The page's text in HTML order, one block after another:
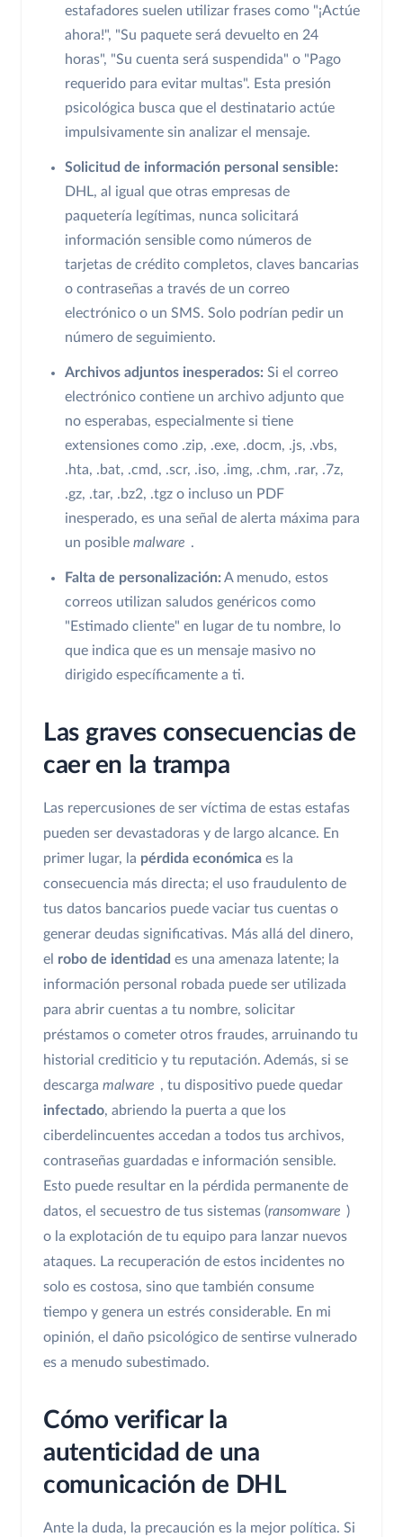
estafadores suelen utilizar frases como "¡Actúe
ahora!", "Su paquete será devuelto en 24
horas", "Su cuenta será suspendida" o "Pago
requerido para evitar multas". Esta presión
psicológica busca que el destinatario actúe
impulsivamente sin analizar el mensaje.
Solicitud de información personal sensible:
DHL, al igual que otras empresas de
paquetería legítimas, nunca solicitará
información sensible como números de
tarjetas de crédito completos, claves bancarias
o contraseñas a través de un correo
electrónico o un SMS. Solo podrían pedir un
número de seguimiento.
Archivos adjuntos inesperados: Si el correo
electrónico contiene un archivo adjunto que
no esperabas, especialmente si tiene
extensiones como .zip, .exe, .docm, .js, .vbs,
.hta, .bat, .cmd, .scr, .iso, .img, .chm, .rar, .7z,
.gz, .tar, .bz2, .tgz o incluso un PDF
inesperado, es una señal de alerta máxima para
un posible malware .
Falta de personalización:A menudo, estos
correos utilizan saludos genéricos como
"Estimado cliente" en lugar de tu nombre, lo
que indica que es un mensaje masivo no
dirigido específicamente a ti.
Las graves consecuencias de
caer en la trampa
Las repercusiones de ser víctima de estas estafas
pueden ser devastadoras y de largo alcance. En
primer lugar, la pérdida económica es la
consecuencia más directa; el uso fraudulento de
tus datos bancarios puede vaciar tus cuentas o
generar deudas significativas. Más allá del dinero,
el robo de identidad es una amenaza latente; la
información personal robada puede ser utilizada
para abrir cuentas a tu nombre, solicitar
préstamos o cometer otros fraudes, arruinando tu
historial crediticio y tu reputación. Además, si se
descarga malware , tu dispositivo puede quedar
infectado, abriendo la puerta a que los
ciberdelincuentes accedan a todos tus archivos,
contraseñas guardadas e información sensible.
Esto puede resultar en la pérdida permanente de
datos, el secuestro de tus sistemas (ransomware )
o la explotación de tu equipo para lanzar nuevos
ataques. La recuperación de estos incidentes no
solo es costosa, sino que también consume
tiempo y genera un estrés considerable. En mi
opinión, el daño psicológico de sentirse vulnerado
es a menudo subestimado.
Cómo verificar la
autenticidad de una
comunicación de DHL
Ante la duda, la precaución es la mejor política. Si